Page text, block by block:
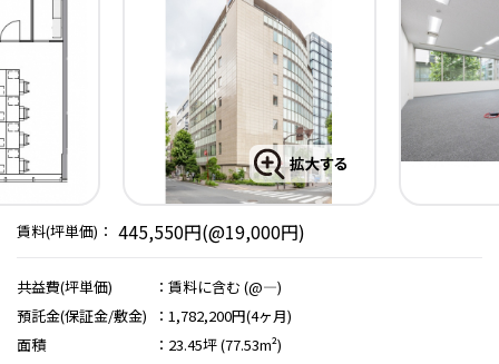
賃料(坪単価)： 445,550円(@19,000円)
共益費(坪単価) ： 賃料に含む (@―)
預託金(保証金/敷金)
： 1,782,200円(4ヶ月)
面積
： 23.45坪 (77.53m²)